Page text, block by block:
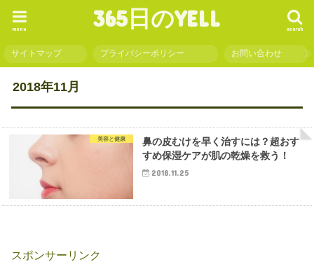
365日のYELL search
menu
サイトマップ プライバシーポリシー お問い合わせ
2018年11月
美容と健康
鼻の皮むけを早く治すには？超おす
すめ保湿ケアが肌の乾燥を救う！
2018.11.25
スポンサーリンク